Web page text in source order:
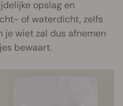
opslag en
of waterdicht, zelfs
je wiet zal dus afnemen
bewaart.